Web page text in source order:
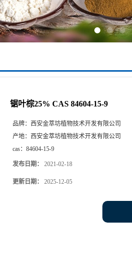
锯叶棕25% CAS 84604-15-9
品牌： 西安金萃坊植物技术开发有限公司
产地： 西安金萃坊植物技术开发有限公司
cas： 84604-15-9
发布日期： 2021-02-18
更新日期： 2025-12-05